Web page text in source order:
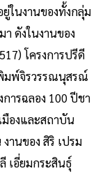
ในงานของทั้งกลุ่ม
ดังในงานของ
โครงการปรีดี
มพ์จิรวรรณนุสรณ์
ารฉลอง 100 ปีชา
มืองและสถาบัน
านของ สิริ เปรม
เอี่ยมกระสินธุ์